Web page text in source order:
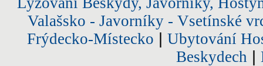
Valašsko - Javorníky - Vsetínské
Frýdecko-Místecko
Ubytování
Beskydech